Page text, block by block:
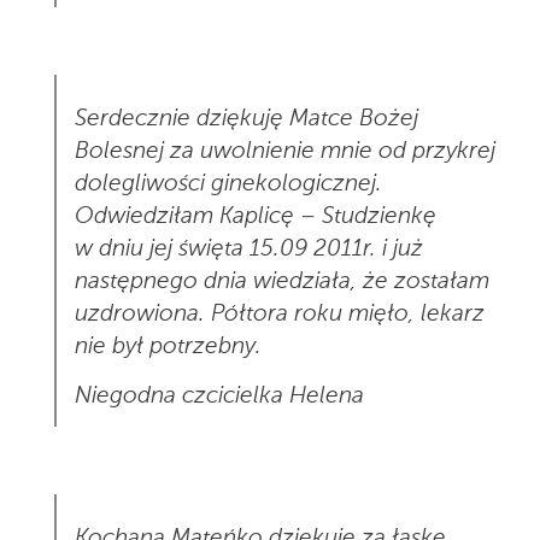
Serdecznie dziękuję Matce Bożej
Bolesnej za uwolnienie mnie od przykrej
dolegliwości ginekologicznej.
Odwiedziłam Kaplicę – Studzienkę
w dniu jej święta 15.09 2011r. i już
następnego dnia wiedziała, że zostałam
uzdrowiona. Półtora roku mięło, lekarz
nie był potrzebny.
Niegodna czcicielka Helena